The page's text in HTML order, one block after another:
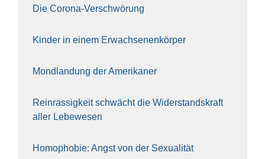
Die Coro­na-Ver­schwö­rung
Kin­der in einem Erwach­se­nen­kör­per
Mond­lan­dung der Ame­ri­ka­ner
Rein­ras­sig­keit schwächt die Wider­stands­kraft
aller Lebe­we­sen
Homo­pho­bie: Angst von der Sexua­li­tät